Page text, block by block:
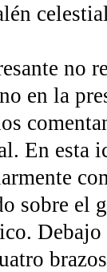
no
en la
En esta
sobre el